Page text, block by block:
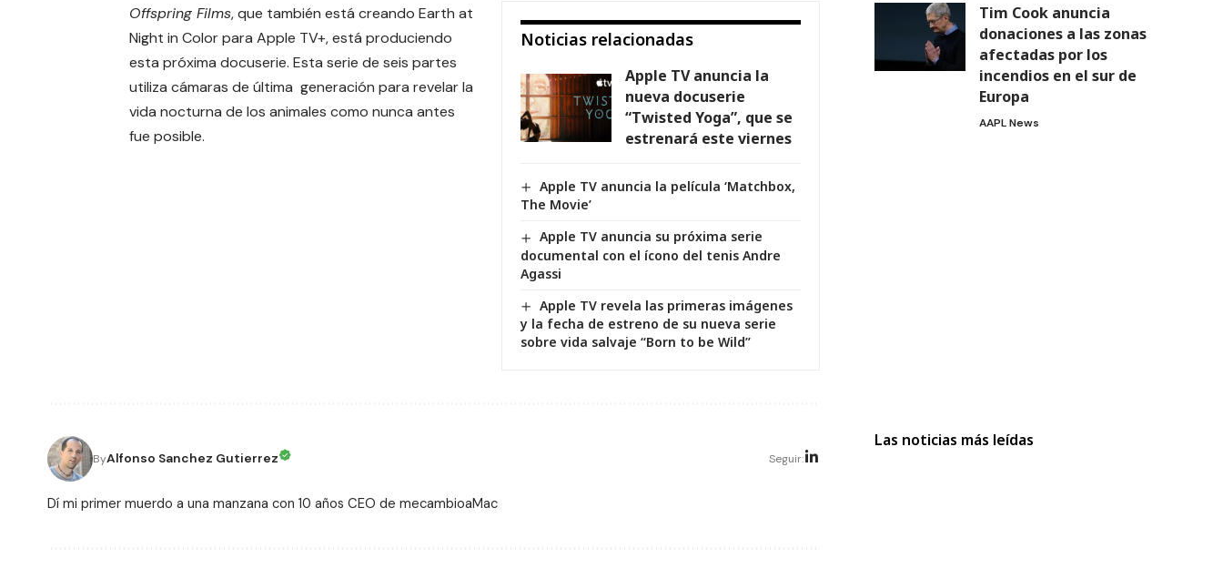
Noticias relacionadas
Apple TV anuncia la
nueva docuserie
“Twisted Yoga”, que se
estrenará este viernes
Apple TV anuncia la película ‘Matchbox,
The Movie’
Apple TV anuncia su próxima serie
documental con el ícono del tenis Andre
Agassi
Apple TV revela las primeras imágenes
y la fecha de estreno de su nueva serie
sobre vida salvaje “Born to be Wild”
Offspring Films, que también está creando Earth at
Night in Color para Apple TV+, está produciendo
esta próxima docuserie. Esta serie de seis partes
utiliza cámaras de última generación para revelar la
vida nocturna de los animales como nunca antes
fue posible.
ByAlfonso Sanchez Gutierrez Seguir:
Dí mi primer muerdo a una manzana con 10 años CEO de mecambioaMac
Tim Cook anuncia
donaciones a las zonas
afectadas por los
incendios en el sur de
Europa
AAPL News
Las noticias más leídas